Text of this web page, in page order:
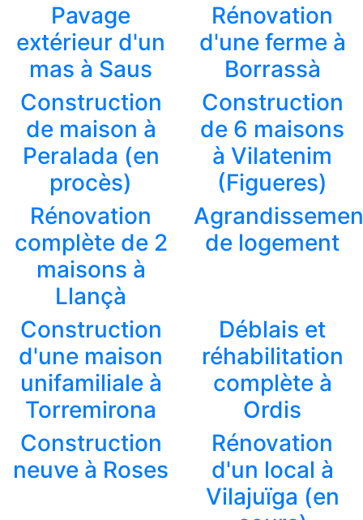
Pavage
extérieur d'un
mas à Saus
Rénovation
d'une ferme à
Borrassà
Construction
de maison à
Peralada (en
procès)
Construction
de 6 maisons
à Vilatenim
(Figueres)
Rénovation
complète de 2
maisons à
Llançà
de logement
Construction
d'une maison
unifamiliale à
Torremirona
Déblais et
réhabilitation
complète à
Ordis
Construction
neuve à Roses
Rénovation
d'un local à
Vilajuïga (en